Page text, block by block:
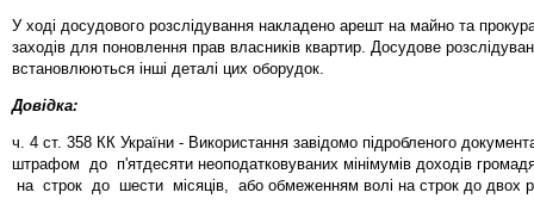
У ході досудового розслідування накладено арешт на майно та
заходів для поновлення прав власників квартир. Досудове
встановлюються інші деталі цих оборудок.
Довідка:
ч. 4 ст. 358 КК України - Використання завідомо підробленого
штрафом до п'ятдесяти неоподатковуваних мінімумів доходів
на строк до шести місяців, або обмеженням волі на строк до двох